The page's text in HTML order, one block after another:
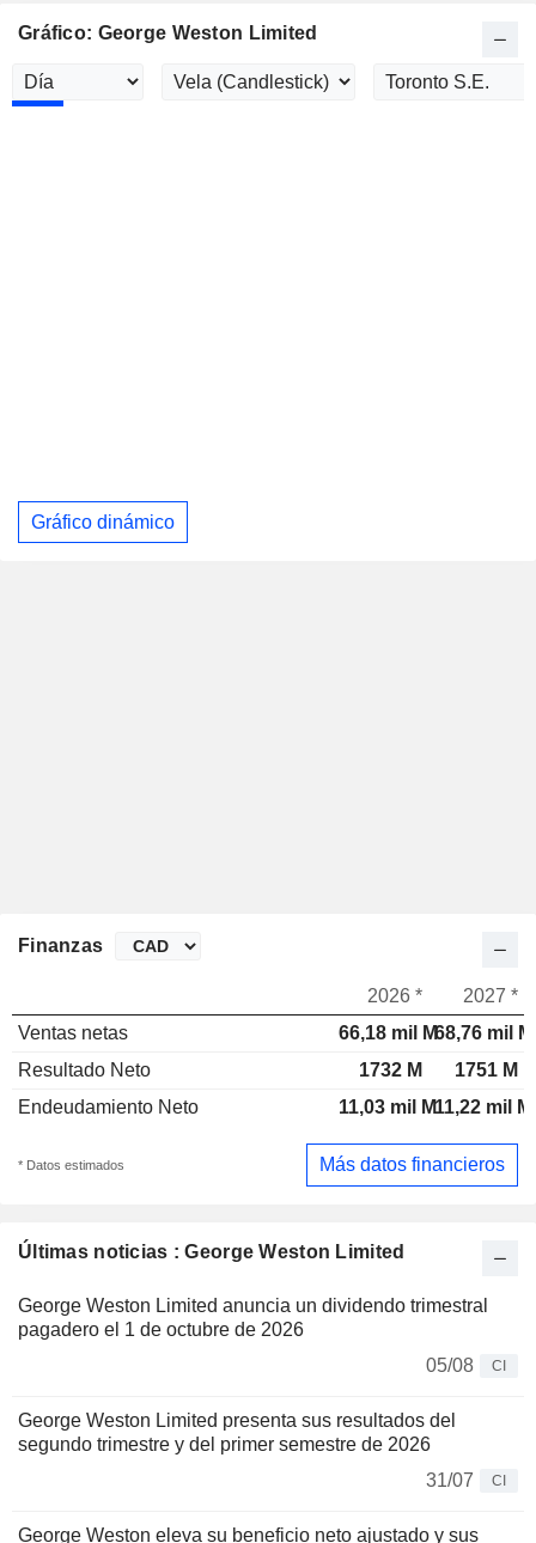
Gráfico: George Weston Limited
Gráfico dinámico
Últimas noticias : George Weston Limited
George Weston Limited anuncia un dividendo trimestral
pagadero el 1 de octubre de 2026
05/08
CI
George Weston Limited presenta sus resultados del
segundo trimestre y del primer semestre de 2026
31/07
CI
George Weston eleva su beneficio neto ajustado y sus
Finanzas
2026 *
2027 *
Ventas netas
66,18 mil M68,76 mil M
Resultado Neto
1732 M
1751 M
Endeudamiento Neto
11,03 mil M11,22 mil M
* Datos estimados Más datos financieros